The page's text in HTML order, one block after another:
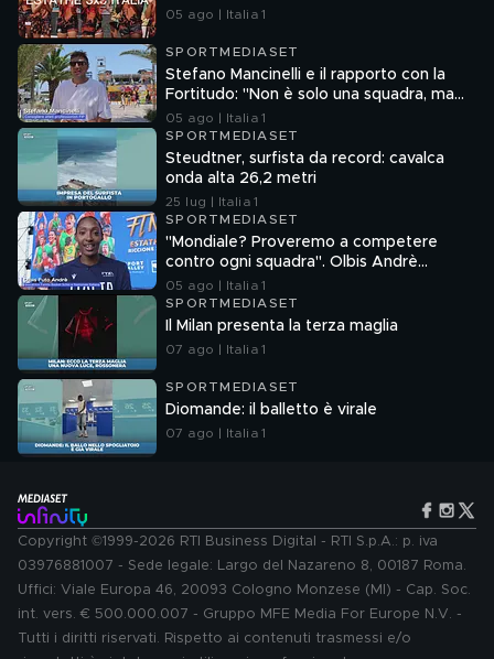
05 ago | Italia 1
SPORTMEDIASET
Stefano Mancinelli e il rapporto con la
Fortitudo: "Non è solo una squadra, ma
una fede"
05 ago | Italia 1
SPORTMEDIASET
Steudtner, surfista da record: cavalca
onda alta 26,2 metri
25 lug | Italia 1
SPORTMEDIASET
"Mondiale? Proveremo a competere
contro ogni squadra". Olbis Andrè
racconta il percorso di avvicinamento ai
prossimi mondiali in Germania.
05 ago | Italia 1
SPORTMEDIASET
Il Milan presenta la terza maglia
07 ago | Italia 1
SPORTMEDIASET
Diomande: il balletto è virale
07 ago | Italia 1
Copyright ©1999-2026 RTI Business Digital - RTI S.p.A.: p. iva
03976881007 - Sede legale: Largo del Nazareno 8, 00187 Roma.
Uffici: Viale Europa 46, 20093 Cologno Monzese (MI) - Cap. Soc.
int. vers. € 500.000.007 - Gruppo MFE Media For Europe N.V. -
Tutti i diritti riservati. Rispetto ai contenuti trasmessi e/o